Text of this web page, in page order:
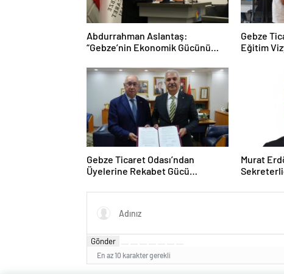
Abdurrahman Aslantaş:
“Gebze’nin Ekonomik Gücünü
Gebze
Eğitim
Gebze Ticaret Odası’ndan
Üyelerine Rekabet Gücü
Murat
Gönder
En az 10 karakter gerekli